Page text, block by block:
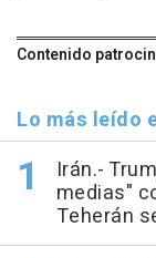
Contenido
Lo más leído
Irán.-
medias"
Teherán